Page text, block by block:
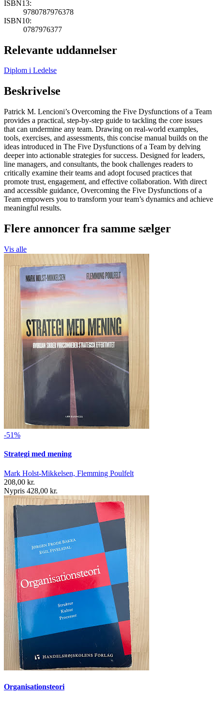
ISBN13:
9780787976378
ISBN10:
0787976377
Relevante uddannelser
Diplom i Ledelse
Beskrivelse
Patrick M. Lencioni’s Overcoming the Five Dysfunctions of a Team
provides a practical, step-by-step guide to tackling the core issues
that can undermine any team. Drawing on real-world examples,
tools, exercises, and assessments, this concise manual builds on the
ideas introduced in The Five Dysfunctions of a Team by delving
deeper into actionable strategies for success. Designed for leaders,
line managers, and consultants, the book challenges readers to
critically examine their teams and adopt focused practices that
promote trust, engagement, and effective collaboration. With direct
and accessible guidance, Overcoming the Five Dysfunctions of a
Team empowers you to transform your team’s dynamics and achieve
meaningful results.
Flere annoncer fra samme sælger
Vis alle
-51%
Strategi med mening
Mark Holst-Mikkelsen, Flemming Poulfelt
208,00 kr.
Nypris 428,00 kr.
Organisationsteori